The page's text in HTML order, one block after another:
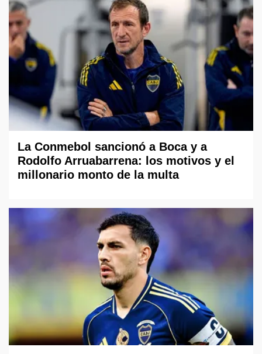
La Conmebol sancionó a Boca y a
Rodolfo Arruabarrena: los motivos y el
millonario monto de la multa